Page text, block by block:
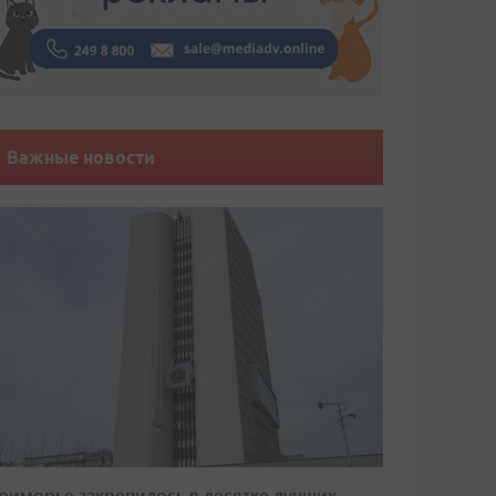
Важные новости